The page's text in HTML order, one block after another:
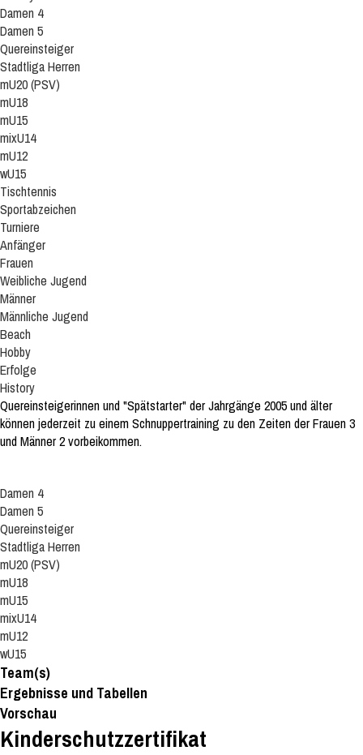
Damen 4
Damen 5
Quereinsteiger
Stadtliga Herren
mU20 (PSV)
mU18
mU15
mixU14
mU12
wU15
Tischtennis
Sportabzeichen
Turniere
Anfänger
Frauen
Weibliche Jugend
Männer
Männliche Jugend
Beach
Hobby
Erfolge
History
Quereinsteigerinnen und "Spätstarter" der Jahrgänge 2005 und älter
können jederzeit zu einem Schnuppertraining zu den Zeiten der Frauen 3
und Männer 2 vorbeikommen.
Damen 4
Damen 5
Quereinsteiger
Stadtliga Herren
mU20 (PSV)
mU18
mU15
mixU14
mU12
wU15
Team(s)
Ergebnisse und Tabellen
Vorschau
Kinderschutzzertifikat